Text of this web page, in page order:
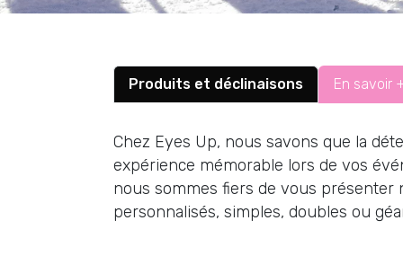
Produits et déclinaisons En savoir
Chez Eyes Up, nous savons que la
expérience mémorable lors de vos
nous sommes fiers de vous présenter
personnalisés, simples, doubles ou